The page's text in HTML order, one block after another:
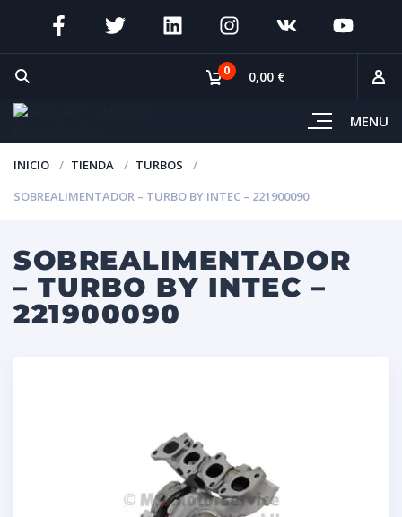
MENU
0 0,00 €
INICIO TIENDA
TURBOS
SOBREALIMENTADOR – TURBO BY INTEC – 221900090
SOBREALIMENTADOR
– TURBO BY INTEC –
221900090